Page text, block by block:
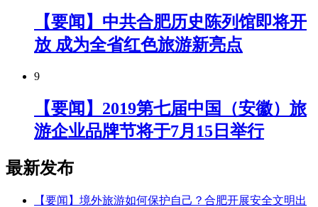
【要闻】中共合肥历史陈列馆即将开
放 成为全省红色旅游新亮点
9
【要闻】2019第七届中国（安徽）旅
游企业品牌节将于7月15日举行
最新发布
【要闻】境外旅游如何保护自己？合肥开展安全文明出